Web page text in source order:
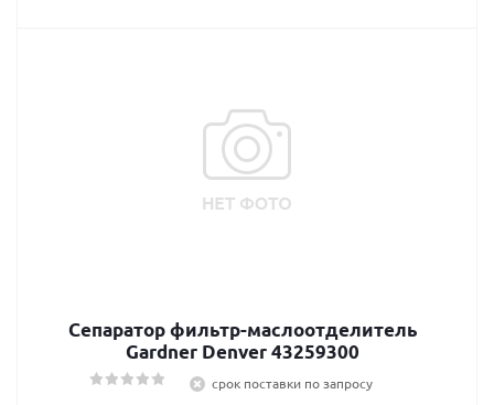
Сепаратор фильтр-маслоотделитель
Gardner Denver 43259300
срок поставки по запросу